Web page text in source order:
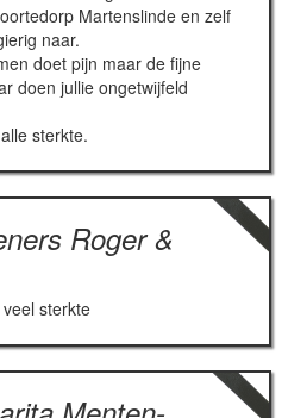
Martenslinde en zelf
naar.
doet pijn maar de fijne
doen jullie ongetwijfeld
sterkte.
Roger &
sterkte